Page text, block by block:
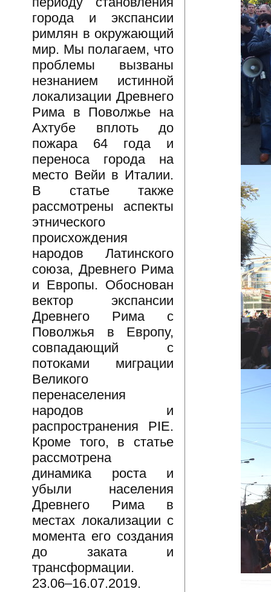
города и экспансии
римлян в окружающий
мир. Мы полагаем, что
проблемы вызваны
незнанием истинной
локализации Древнего
Рима в Поволжье на
Ахтубе вплоть до
пожара 64 года и
переноса города на
место Вейи в Италии.
В статье также
рассмотрены аспекты
этнического
происхождения
народов Латинского
союза, Древнего Рима
и Европы. Обоснован
вектор экспансии
Древнего Рима с
Поволжья в Европу,
совпадающий с
потоками миграции
Великого
перенаселения
народов и
распространения PIE.
Кроме того, в статье
рассмотрена
динамика роста и
убыли населения
Древнего Рима в
местах локализации с
момента его создания
до заката и
трансформации.
23.06–16.07.2019.